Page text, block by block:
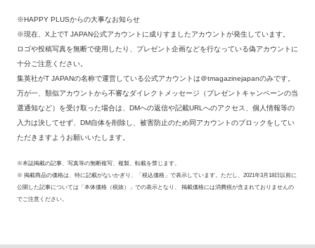
※HAPPY PLUSからの大事なお知らせ
※現在、X上でT JAPAN公式アカウントに成りすましたアカウントが発生しています。
ロゴや投稿写真を無断で使用したり、プレゼント企画などを行なっている偽アカウントに
十分ご注意ください。
集英社がT JAPANの名称で運営している公式アカウントは＠tmagazinejapanのみです。
万が一、類似アカウントから不審なダイレクトメッセージ（プレゼントキャンペーンの当
選通知など）を受け取った場合は、DMへの返信や記載URLへのアクセス、個人情報等の
入力は決してせず、DM自体を削除し、被害防止のため同アカウントのブロックをしてい
ただきますようお願いいたします。
※本誌掲載の記事、写真等の無断複写、複製、転載を禁じます。
※ 掲載商品の価格は、特に記載がないかぎり、「税込価格」で表示しています。ただし、2021年3月18日以前に
公開した記事については「本体価格（税抜）」での表示となり、 掲載価格には消費税が含まれておりませんの
でご注意ください。